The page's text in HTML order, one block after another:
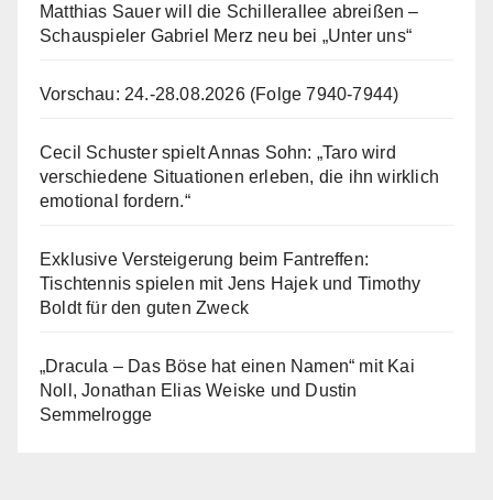
Matthias Sauer will die Schillerallee abreißen –
Schauspieler Gabriel Merz neu bei „Unter uns“
Vorschau: 24.-28.08.2026 (Folge 7940-7944)
Cecil Schuster spielt Annas Sohn: „Taro wird
verschiedene Situationen erleben, die ihn wirklich
emotional fordern.“
Exklusive Versteigerung beim Fantreffen:
Tischtennis spielen mit Jens Hajek und Timothy
Boldt für den guten Zweck
„Dracula – Das Böse hat einen Namen“ mit Kai
Noll, Jonathan Elias Weiske und Dustin
Semmelrogge